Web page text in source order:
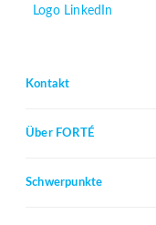
Kontakt
Über FORTÉ
Schwerpunkte